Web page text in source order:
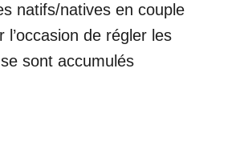
natifs/natives en couple
l’occasion de régler les
sont accumulés